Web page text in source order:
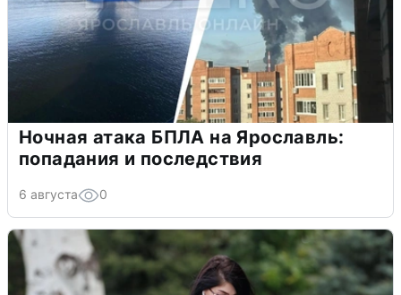
Ночная атака БПЛА на Ярославль:
попадания и последствия
6 августа 0